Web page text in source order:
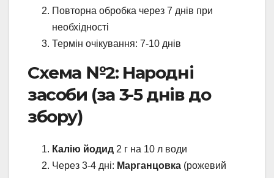
Повторна обробка через 7 днів при
необхідності
Термін очікування: 7-10 днів
Схема №2: Народні
засоби (за 3-5 днів до
збору)
Калію йодид 2 г на 10 л води
Через 3-4 дні: Марганцовка (рожевий